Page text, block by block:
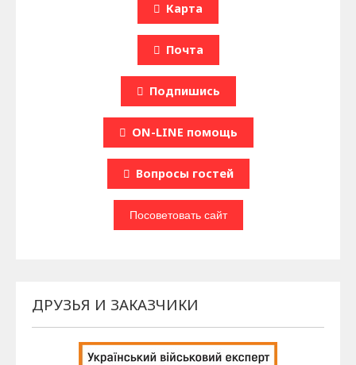
Карта
Почта
Подпишись
ON-LINE помощь
Вопроcы гостей
ДРУЗЬЯ И ЗАКАЗЧИКИ